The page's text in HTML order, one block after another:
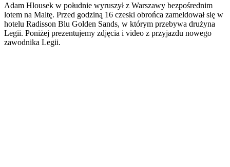
Adam Hlousek w południe wyruszył z Warszawy bezpośrednim
lotem na Maltę. Przed godziną 16 czeski obrońca zameldował się w
hotelu Radisson Blu Golden Sands, w którym przebywa drużyna
Legii. Poniżej prezentujemy zdjęcia i video z przyjazdu nowego
zawodnika Legii.